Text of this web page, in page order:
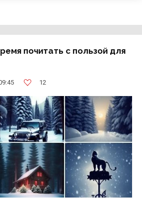
почитать с пользой для
12